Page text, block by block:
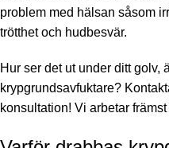
problem med hälsan såsom
trötthet och hudbesvär.
Hur ser det ut under ditt golv,
krypgrundsavfuktare?
konsultation! Vi arbetar